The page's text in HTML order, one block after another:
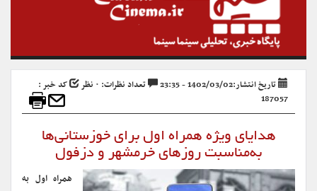
تاریخ انتشار:1402/03/02 - 23:35 تعداد نظرات: ۰ نظر
کد خبر :
187057
هدایای ویژه همراه اول برای خوزستانی‌ها
به‌مناسبت روزهای خرمشهر و دزفول
همراه اول به